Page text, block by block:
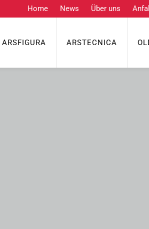
Home News Über uns
ARSFIGURA ARSTECNICA